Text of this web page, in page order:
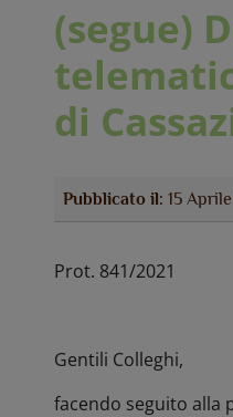
(segue)
di
Pubblicato il: 15
Prot. 841/2021
Gentili Colleghi,
facendo seguito alla